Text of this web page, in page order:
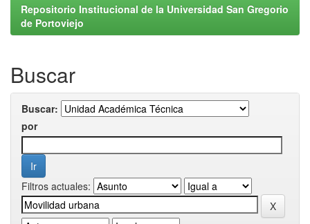
Repositorio Institucional de la Universidad San Gregorio
de Portoviejo
Buscar
Buscar:
por
Filtros actuales: